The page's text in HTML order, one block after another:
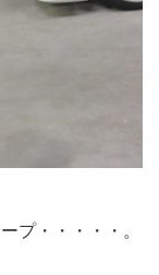
プ・・・・・。